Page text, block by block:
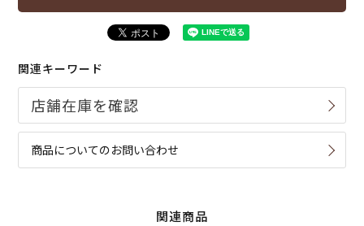
関連キーワード
商品についてのお問い合わせ
関連商品